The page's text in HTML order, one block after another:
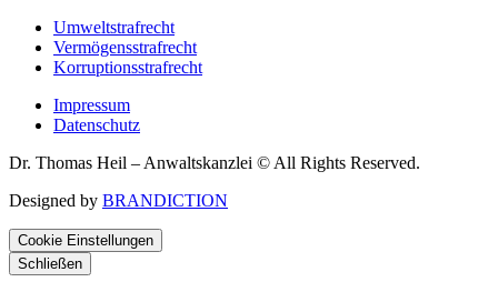
Umweltstrafrecht
Vermögensstrafrecht
Korruptionsstrafrecht
Impressum
Datenschutz
Dr. Thomas Heil – Anwaltskanzlei © All Rights Reserved.
Designed by BRANDICTION
Cookie Einstellungen
Schließen